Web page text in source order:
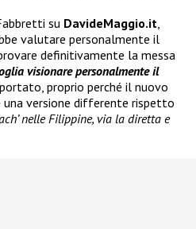
su DavideMaggio.it
valutare personalmente il
definitivamente la messa
visionare personalmente il
proprio perché il nuovo
versione differente rispetto
nelle Filippine, via la diretta e